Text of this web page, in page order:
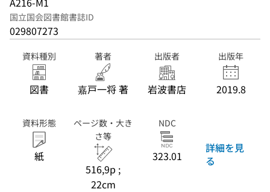
国立国会図書館書誌ID
029807273
資料種別
図書
著者
嘉戸一将 著
出版者
岩波書店
出版年
2019.8
資料形態
紙
ページ数・大き
さ等
516,9p ;
22cm
NDC
323.01
詳細を見
る